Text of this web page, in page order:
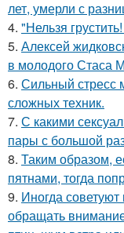
лет, умерли с
4. "Нельзя
5. Алексей
в молодого Стаса
6. Сильный стресс
сложных техник.
7. С какими
пары с большой
8. Таким образом,
пятнами, тогда
9. Иногда
обращать